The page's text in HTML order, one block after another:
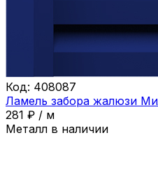
Код: 408087
Ламель забора жалюзи
281 ₽ / м
Металл в наличии